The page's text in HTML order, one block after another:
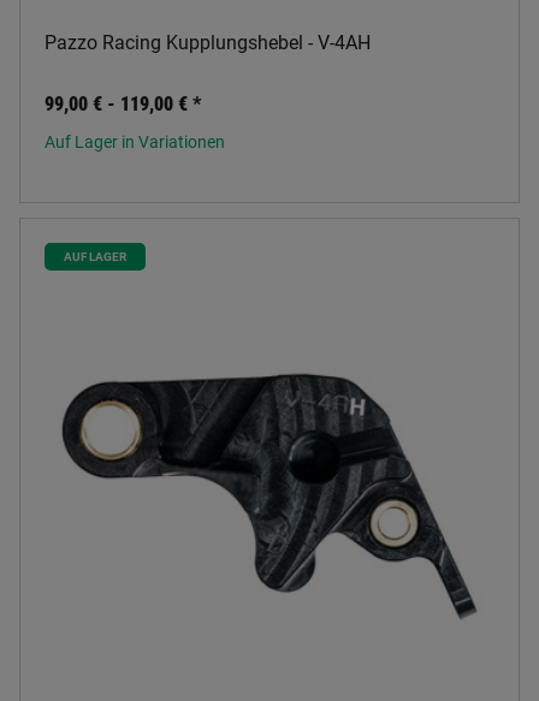
Pazzo Racing Kupplungshebel - V-4AH
99,00 € - 119,00 € *
Auf Lager in Variationen
AUF LAGER